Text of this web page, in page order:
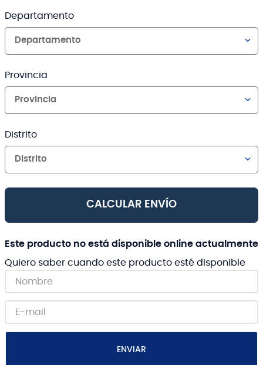
Departamento
Departamento
Provincia
Provincia
Distrito
Distrito
CALCULAR ENVÍO
Este producto no está disponible online actualmente
Quiero saber cuando este producto esté disponible
ENVIAR